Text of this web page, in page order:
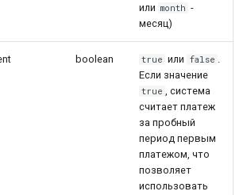
или month -
месяц)
boolean true или false .
Если значение
true , система
считает платеж
за пробный
период первым
платежом, что
позволяет
использовать